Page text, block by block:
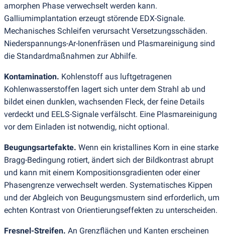
amorphen Phase verwechselt werden kann.
Galliumimplantation erzeugt störende EDX-Signale.
Mechanisches Schleifen verursacht Versetzungsschäden.
Niederspannungs-Ar-Ionenfräsen und Plasmareinigung sind
die Standardmaßnahmen zur Abhilfe.
Kontamination. Kohlenstoff aus luftgetragenen
Kohlenwasserstoffen lagert sich unter dem Strahl ab und
bildet einen dunklen, wachsenden Fleck, der feine Details
verdeckt und EELS-Signale verfälscht. Eine Plasmareinigung
vor dem Einladen ist notwendig, nicht optional.
Beugungsartefakte. Wenn ein kristallines Korn in eine starke
Bragg-Bedingung rotiert, ändert sich der Bildkontrast abrupt
und kann mit einem Kompositionsgradienten oder einer
Phasengrenze verwechselt werden. Systematisches Kippen
und der Abgleich von Beugungsmustern sind erforderlich, um
echten Kontrast von Orientierungseffekten zu unterscheiden.
Fresnel-Streifen. An Grenzflächen und Kanten erscheinen